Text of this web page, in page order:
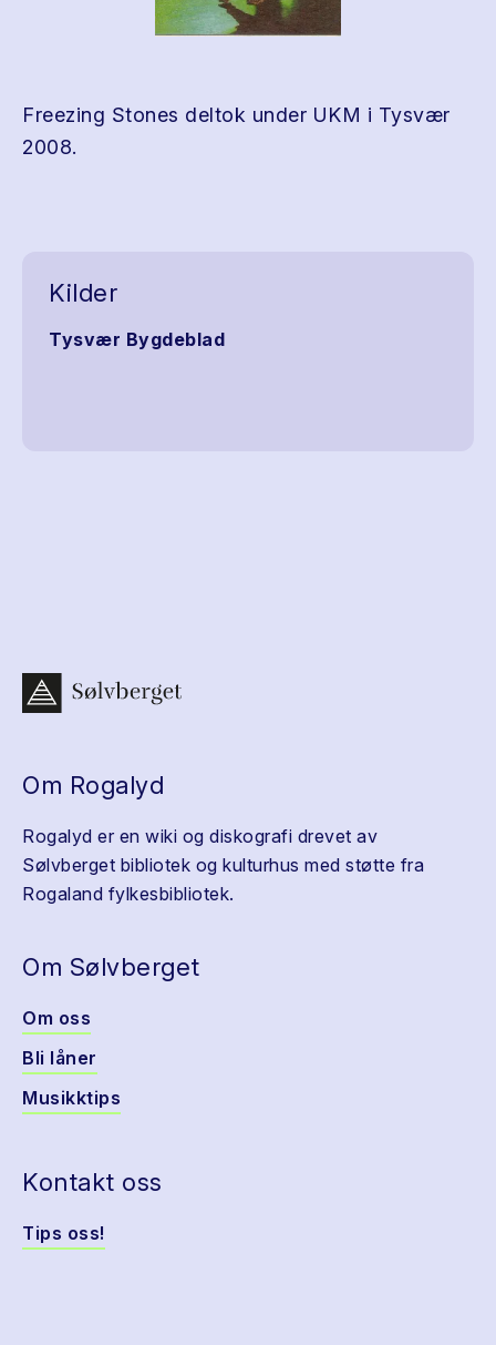
Freezing Stones deltok under UKM i Tysvær
2008.
Kilder
Tysvær Bygdeblad
Om Rogalyd
Rogalyd er en wiki og diskografi drevet av
Sølvberget bibliotek og kulturhus med støtte fra
Rogaland fylkesbibliotek.
Om Sølvberget
Om oss
Bli låner
Musikktips
Kontakt oss
Tips oss!